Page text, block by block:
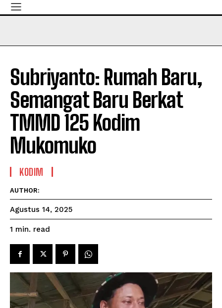
Subriyanto: Rumah Baru,
Semangat Baru Berkat
TMMD 125 Kodim
Mukomuko
KODIM
AUTHOR:
Agustus 14, 2025
1 min. read